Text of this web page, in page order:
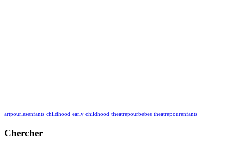
artpourlesenfants childhood early childhood theatrepourbebes theatrepourenfants
Chercher